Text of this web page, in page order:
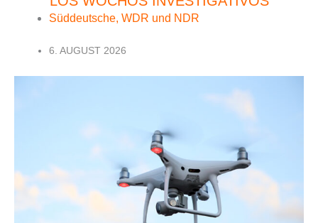
Süddeutsche, WDR und NDR
6. AUGUST 2026